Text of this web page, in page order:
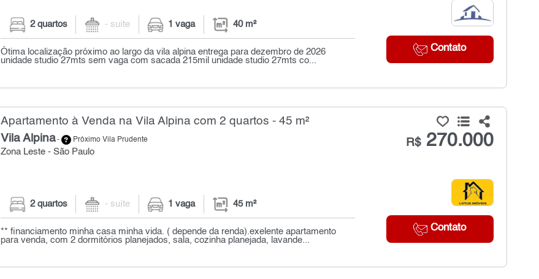
Contato
2 quartos - suíte 1 vaga 40 m²
Ótima localização próximo ao largo da vila alpina entrega para dezembro de 2026
unidade studio 27mts sem vaga com sacada 215mil unidade studio 27mts co...
Apartamento à Venda na Vila Alpina com 2 quartos - 45 m²
Vila Alpina- Próximo Vila Prudente
Zona Leste - São Paulo
R$270.000
Contato
2 quartos - suíte 1 vaga 45 m²
** financiamento minha casa minha vida. ( depende da renda).exelente apartamento
para venda, com 2 dormitórios planejados, sala, cozinha planejada, lavande...